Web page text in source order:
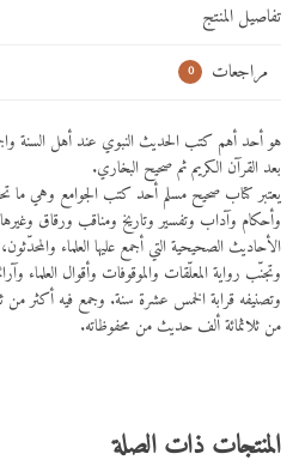
تفاصيل المنتج
مراجعات
0
هو أحد أهم كتب الحديث النبوي عند أهل السنة
بعد القرآن الكريم ثم صحيح البخاري.
يعتبر كتاب صحيح مسلم أحد كتب الجوامع وهي ما
وأحكام وآداب وتفسير وتاريخ ومناقب ورقاق
الأحاديث الصحيحية التي أجمع عليها العلماء
وتجنّب رواية المعلّقات والموقوفات وأقوال العلماء
وتصنيفه قرابة الخمس عشرة سنة. وجمع فيه أكثر من
من ثلاثمائة ألف حديث من محفوظاته.
المنتجات ذات الصلة